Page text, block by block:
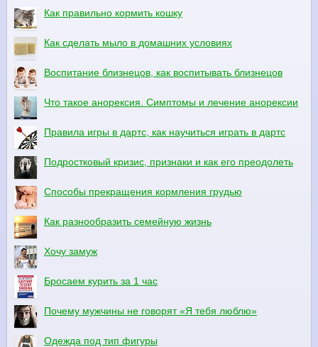
Как правильно кормить кошку
Как сделать мыло в домашних условиях
Воспитание близнецов, как воспитывать близнецов
Что такое анорексия. Симптомы и лечение анорексии
Правила игры в дартс, как научиться играть в дартс
Подростковый кризис, признаки и как его преодолеть
Способы прекращения кормления грудью
Как разнообразить семейную жизнь
Хочу замуж
Бросаем курить за 1 час
Почему мужчины не говорят «Я тебя люблю»
Одежда под тип фигуры